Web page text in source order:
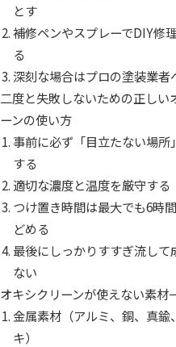
とす
補修ペンやスプレーでDIY修
る
深刻な場合はプロの塗装業者
二度と失敗しないための正しい
ーンの使い方
事前に必ず「目立たない場所
する
適切な濃度と温度を厳守する
つけ置き時間は最大でも6時
どめる
最後にしっかりすすぎ流して
ない
オキシクリーンが使えない素材
金属素材（アルミ、銅、真鍮
キ）